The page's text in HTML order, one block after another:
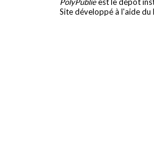
PolyPublieest le dépôt
Site développé à l'aide du